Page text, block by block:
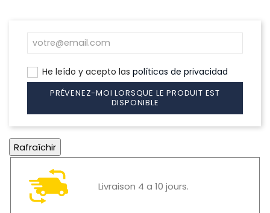
He leído y acepto las políticas de privacidad
PRÉVENEZ-MOI LORSQUE LE PRODUIT EST
DISPONIBLE
Livraison 4 a 10 jours.